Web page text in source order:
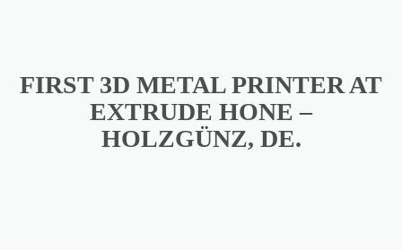
FIRST 3D METAL PRINTER AT
EXTRUDE HONE –
HOLZGÜNZ, DE.